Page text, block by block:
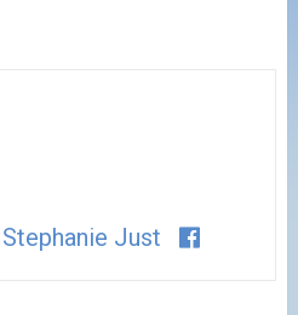
Stephanie Just